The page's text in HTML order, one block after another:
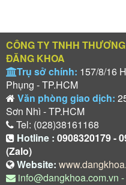
CÔNG TY TNHH
ĐĂNG KHOA
Trụ sở chính: 157/8/16
Phụng - TP.HCM
Văn phòng giao dịch:
Sơn Nhì - TP.HCM
Tel: (028)38161168
Hotline : 0908320179 -
(Zalo)
Website:
info@dangkhoa.com.vn